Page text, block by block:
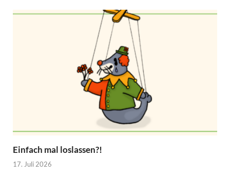
Einfach mal loslassen?!
17. Juli 2026